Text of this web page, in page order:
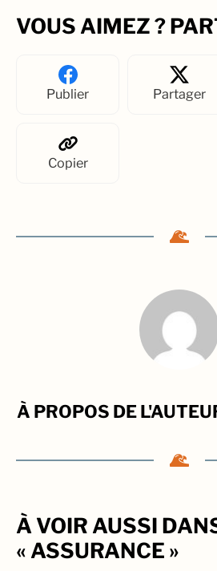
VOUS AIMEZ ?
Publier Partager
Copier
À PROPOS DE
À VOIR AUSSI
« ASSURANCE »